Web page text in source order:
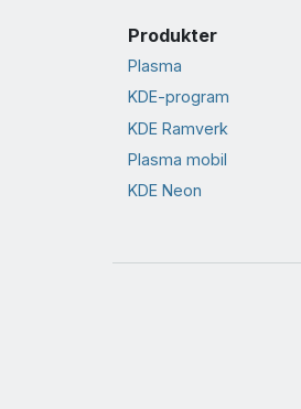
Produkter
Plasma
KDE-program
KDE Ramverk
Plasma mobil
KDE Neon